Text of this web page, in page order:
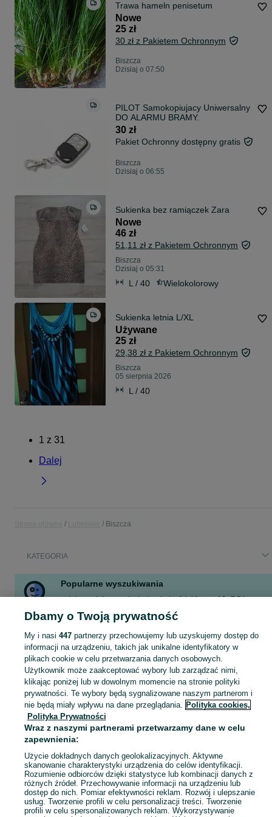
Trawa hameln penisetum
Nowe
25 zł
30 zł z Pakietem Ochronnym
Biszcza
Dzisiaj o 07:50
PILOT Samokopiujacy Uniwersalny
DO ALARMU BRAMY.
30 zł
Pakiet Ochronny dostępny gratis
Biszcza
Dzisiaj o 06:55
Sukienka bez ramiączek Zara
Nowe
46 zł
51,11 zł z Pakietem Ochronnym
Biszcza
Dzisiaj o 05:31
L / 40 Wielokolorowy
Sukienka letnia L/XL
Używane
25 zł
29,38 zł z Pakietem Ochronnym
Biszcza
05 sierpnia 2026
L / 40
1 z 31
Dalej
Biszcza
KATEGORIA
Popularne wyszukiwania
pelet węgiel groszek piast miody felgi feroza 16 7,5 kw
domek 31opony pszenica fuzja
Zobacz Więcej
Skorzystaj z największego serwisu ogłoszeniowego - Biszcza i okolice! Kupuj to, czego pragniesz i sprzedawaj to, czego już nie potrzebujesz!
Mapa kategorii
Mapa miejscowości
Mapa ministron
Popularne wyszukiwania
Dbamy o Twoją prywatność
My i nasi 447partnerzy przechowujemy lub uzyskujemy dostęp do
informacji na urządzeniu, takich jak unikalne identyfikatory w
plikach cookie w celu przetwarzania danych osobowych.
Użytkownik może zaakceptować wybory lub zarządzać nimi,
klikając poniżej lub w dowolnym momencie na stronie polityki
prywatności. Te wybory będą sygnalizowane naszym partnerom i
nie będą miały wpływu na dane przeglądania. Polityka cookies,
Polityka Prywatności
Wraz z naszymi partnerami przetwarzamy dane w celu
zapewnienia:
Użycie dokładnych danych geolokalizacyjnych. Aktywne
skanowanie charakterystyki urządzenia do celów identyfikacji.
Rozumienie odbiorców dzięki statystyce lub kombinacji danych z
różnych źródeł. Przechowywanie informacji na urządzeniu lub
dostęp do nich. Pomiar efektywności reklam. Rozwój i ulepszanie
usług. Tworzenie profili w celu personalizacji treści. Tworzenie
profili w celu spersonalizowanych reklam. Wykorzystywanie